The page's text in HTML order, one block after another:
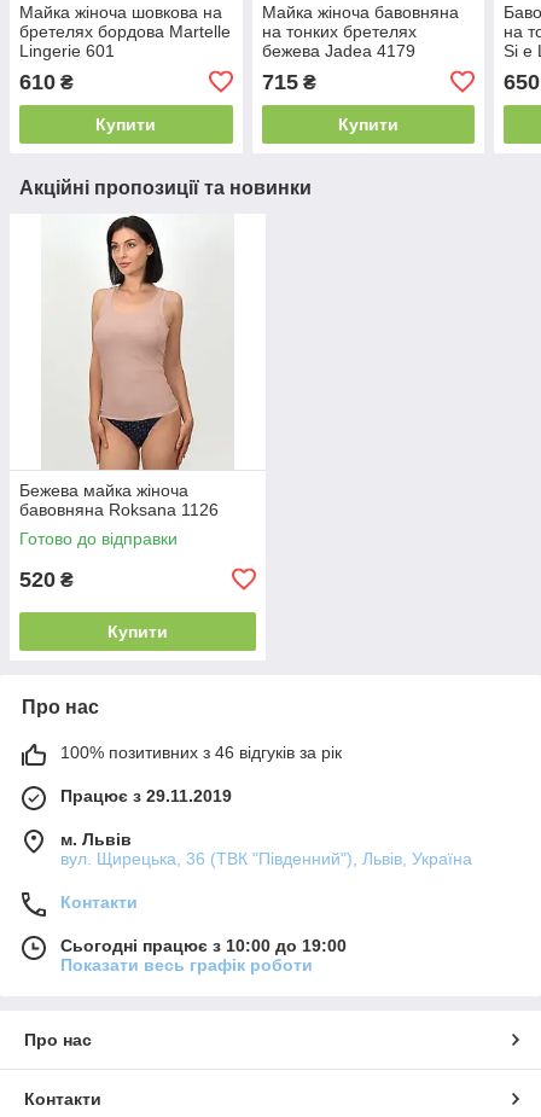
Майка жіноча шовкова на
бретелях бордова Martelle
Lingerie 601
610 ₴
Купити
Майка жіноча бавовняна
на тонких бретелях
бежева Jadea 4179
715₴
Купити
на
Si e
650
Акційні пропозиції та новинки
Бежева майка жіноча
бавовняна Roksana 1126
Готово до відправки
520 ₴
Купити
Про нас
100% позитивних з 46 відгуків за рік
Працює з 29.11.2019
м. Львів
вул. Щирецька, 36 (ТВК "Південний"), Львів, Україна
Контакти
Сьогодні працює з 10:00 до 19:00
Показати весь графік роботи
Про нас
Контакти